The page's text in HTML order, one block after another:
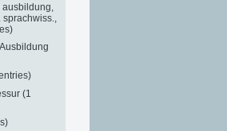
(1